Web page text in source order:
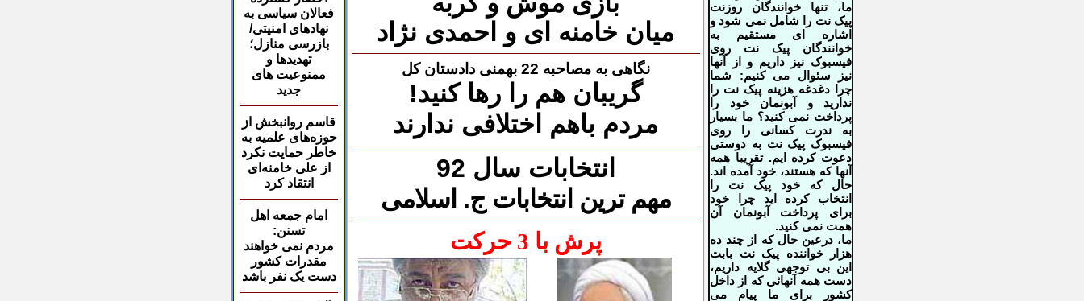
فعالان سیاسی به
نهادهای امنیتی/
بازرسی منازل؛
تهدیدها و
ممنوعیت های
جدید
قاسم روانبخش از
حوزه‌های علمیه به
خاطر حمایت نکرد
از علی خامنه‌ای
انتقاد کرد
امام جمعه اهل
تسنن:
مردم نمی خواهند
مقدرات کشور
دست یک نفر باشد
میان خامنه ای و احمدی نژاد
نگاهی به مصاحبه 22 بهمنی دادستان کل
گریبان هم را رها کنید!
مردم باهم اختلافی ندارند
انتخابات سال 92
مهم ترین انتخابات ج. اسلامی
پرش با 3 حرکت
ما، تنها خوانندگان روزنت
پیک نت را شامل نمی شود و
اشاره ای مستقیم به
خوانندگان پیک نت روی
فیسبوک نیز داریم و از آنها
نیز سئوال می کنیم: شما
چرا دغدغه هزینه پیک نت را
ندارید و آبونمان خود را
پرداخت نمی کنید؟ ما بسیار
به ندرت کسانی را روی
فیسبوک پیک نت به دوستی
دعوت کرده ایم. تقریبا همه
آنها که هستند، خود آمده اند.
حال که خود پیک نت را
انتخاب کرده اید چرا خود
برای پرداخت آبونمان آن
همت نمی کنید.
ما، درعین حال که از چند ده
هزار خواننده پیک نت بابت
این بی توجهی گلایه داریم،
دست همه آنهائی که از داخل
کشور برای ما پیام می